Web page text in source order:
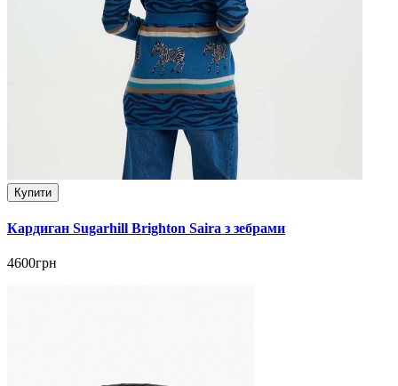
Купити
Кардиган Sugarhill Brighton Saira з зебрами
4600грн